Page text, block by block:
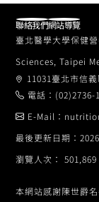
臺北醫學大學保健
Sciences, Taipei
11031臺北市信
電話：(02)2736-
瀏覽人次： 501,869
E-Mail：
最後更新日期：
聯絡我們網站導覽
本網站感謝陳世爵